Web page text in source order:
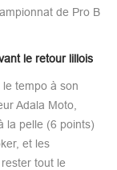
de Pro B
le retour lillois
tempo à son
Adala Moto,
la pelle (6 points)
et les
tout le